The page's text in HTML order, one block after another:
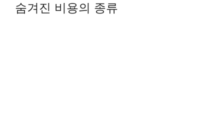
숨겨진 비용의 종류